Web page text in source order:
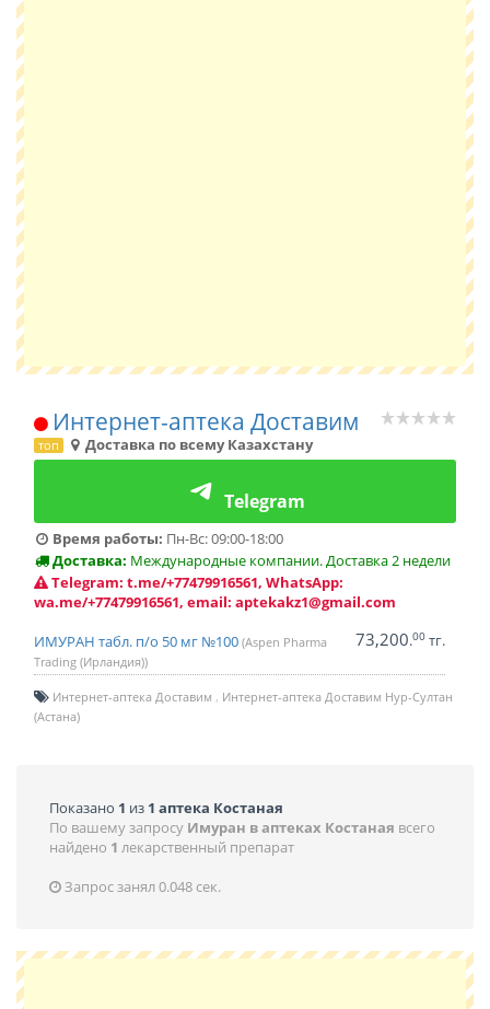
Интернет-аптека Доставим
топ Доставка по всему Казахстану
Telegram
Время работы: Пн-Вс: 09:00-18:00
Доставка: Международные компании. Доставка 2 недели
Telegram: t.me/+77479916561, WhatsApp:
wa.me/+77479916561, email: aptekakz1@gmail.com
ИМУРАН табл. п/о 50 мг №100 (Aspen Pharma
Trading (Ирландия))
73,200.00 тг.
Интернет-аптека Доставим
Интернет-аптека Доставим Нур-Султан
(Астана)
Показано 1 из 1 аптека Костаная
По вашему запросу Имуран в аптеках Костаная всего
найдено 1 лекарственный препарат
Запрос занял 0.048 сек.